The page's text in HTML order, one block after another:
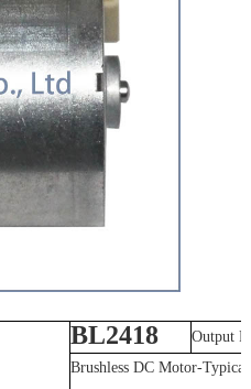
BL2418
Output
Brushless DC Motor-